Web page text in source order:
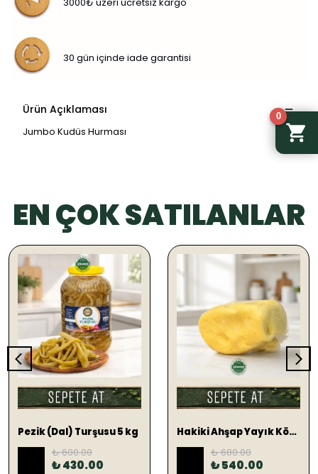
0
30 gün içinde iade garantisi
Ürün Açıklaması
Jumbo Kudüs Hurması
EN ÇOK SATILANLAR
SEPETE EKLE
Pezik (Dal) Turşusu 5 kg
₺ 600.00
₺ 430.00
SEPETE EKLE
Hakiki Ahşap Yayık Köy Tereyağ 1 KG (TUZLU)
₺ 680.00
₺ 540.00